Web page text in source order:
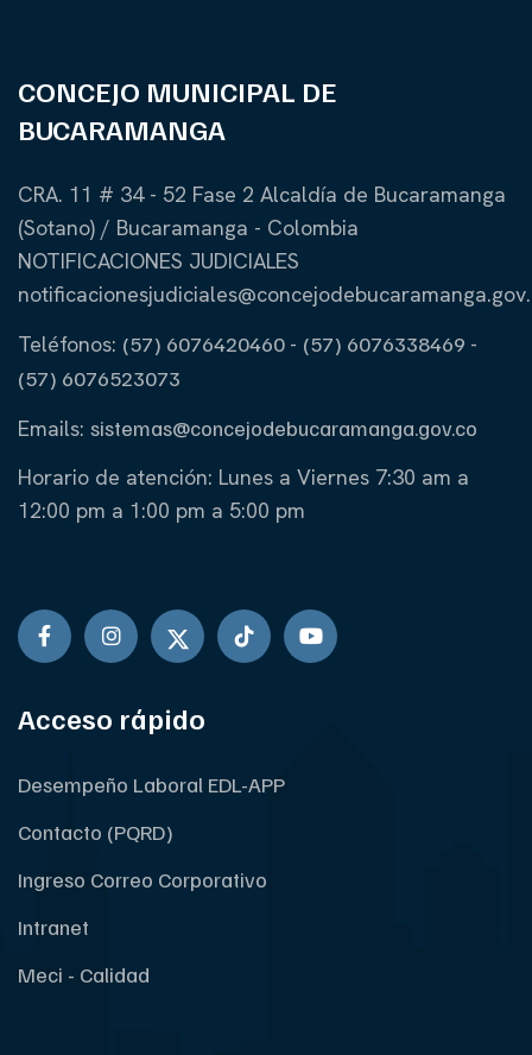
CONCEJO MUNICIPAL DE
BUCARAMANGA
CRA. 11 # 34 - 52 Fase 2 Alcaldía de Bucaramanga
(Sotano) / Bucaramanga - Colombia
NOTIFICACIONES JUDICIALES
Teléfonos: (57) 6076420460 - (57) 6076338469 -
(57) 6076523073
Emails: sistemas@concejodebucaramanga.gov.co
Horario de atención: Lunes a Viernes 7:30 am a
12:00 pm a 1:00 pm a 5:00 pm
Acceso rápido
Desempeño Laboral EDL-APP
Contacto (PQRD)
Ingreso Correo Corporativo
Intranet
Meci - Calidad